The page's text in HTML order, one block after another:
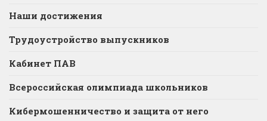
Наши достижения
Трудоустройство выпускников
Кабинет ПАВ
Всероссийская олимпиада школьников
Кибермошенничество и защита от него